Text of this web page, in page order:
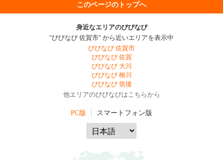
このページのトップへ
身近なエリアのびびなび
"びびなび 佐賀市" から近いエリアを表示中
びびなび 佐賀市
びびなび 佐賀
びびなび 大川
びびなび 柳川
びびなび 筑後
他エリアのびびなびはこちらから
PC版 スマートフォン版